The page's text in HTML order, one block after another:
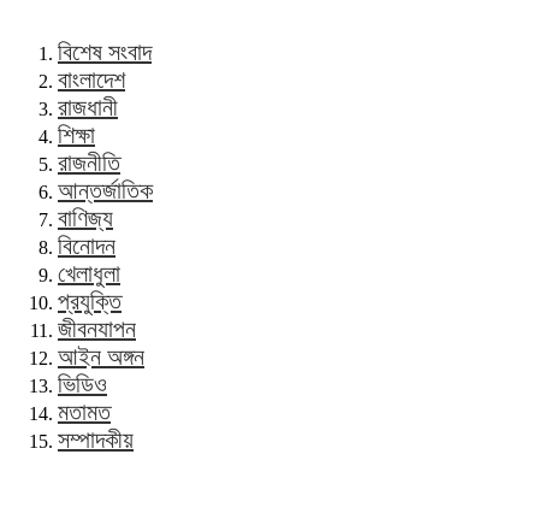
বিশেষ সংবাদ
বাংলাদেশ
রাজধানী
শিক্ষা
রাজনীতি
আন্তর্জাতিক
বাণিজ্য
বিনোদন
খেলাধুলা
প্রযুক্তি
জীবনযাপন
আইন অঙ্গন
ভিডিও
মতামত
সম্পাদকীয়